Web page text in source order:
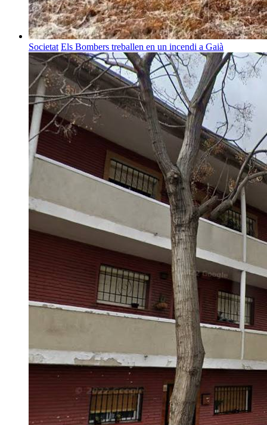
Societat Els Bombers treballen en un incendi a Gaià